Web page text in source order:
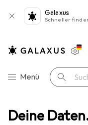
Deine
Galaxus
Schneller
Navigation nach
Menü Suche
Möbel Wohnzimmer